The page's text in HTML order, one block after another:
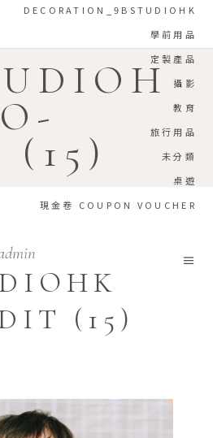
DECORATION_9BSTUDIOHK
學前用品
定製產品
攝影
教育
旅行用品
未分類
桌遊
現金卷 COUPON VOUCHER
(15)
(15)